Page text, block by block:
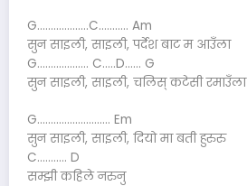
G……………….C……….. Am
सुन साइली, साइली, पर्देश बाट म आउँला
G………………. C…..D…… G
सुन साइली, साइली, चलिस् कटेसी रमाउँला
G……………………… Em
सुन साइली, साइली, दियो मा बती हुरुरु
C……….. D
सम्झी कहिले नरुनु